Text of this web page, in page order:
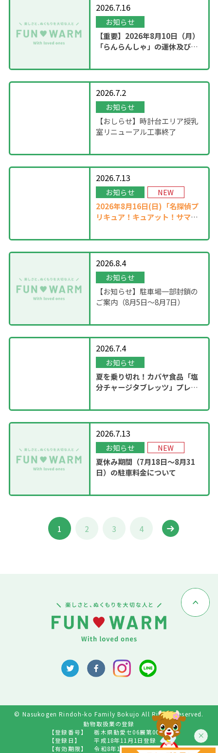
2026.7.16
お知らせ
【重要】2026年8月10日（月）
「らんらんしゃ」の運休及び園
2026.7.2
お知らせ
【おしらせ】時計台エリア授乳
室リニューアル工事終了
2026.7.13
お知らせ NEW
2026年8月16日(日)「名探偵プ
リキュア！キュアット！サマー
2026.8.4
お知らせ
【お知らせ】駐車場一部封鎖の
ご案内（8月5日〜8月7日）
2026.7.4
お知らせ
夏を乗り切れ！カバヤ食品「塩
分チャージタブレッツ」プレゼ
2026.7.13
お知らせ NEW
夏休み期間（7月18日～8月31
日）の駐車料金について
1 2 3 4
© Nasukogen Rindoh-ko Family Bokujo All Rights Reserved.
動物取扱業の登録
【登録番号】
栃木県動愛セ06展第009号
【登録日】
平成18年11月1日登録
【有効期限】
令和8年10月31日